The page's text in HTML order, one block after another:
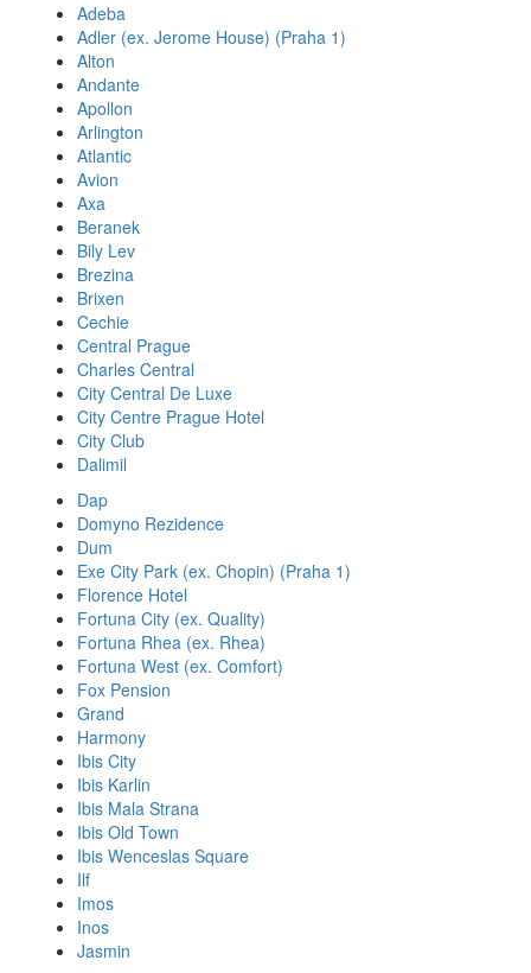
Adeba
Adler (ex. Jerome House) (Praha 1)
Alton
Andante
Apollon
Arlington
Atlantic
Avion
Axa
Beranek
Bily Lev
Brezina
Brixen
Cechie
Central Prague
Charles Central
City Central De Luxe
City Centre Prague Hotel
City Club
Dalimil
Dap
Domyno Rezidence
Dum
Exe City Park (ex. Chopin) (Praha 1)
Florence Hotel
Fortuna City (ex. Quality)
Fortuna Rhea (ex. Rhea)
Fortuna West (ex. Comfort)
Fox Pension
Grand
Harmony
Ibis City
Ibis Karlin
Ibis Mala Strana
Ibis Old Town
Ibis Wenceslas Square
Ilf
Imos
Inos
Jasmin